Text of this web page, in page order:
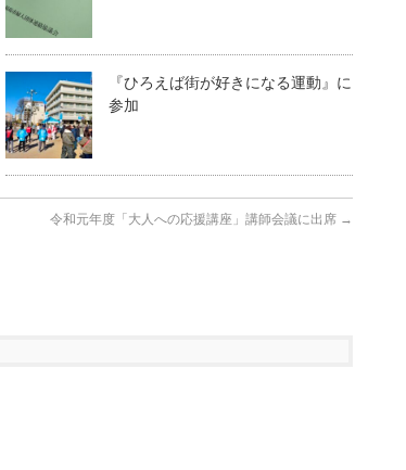
『ひろえば街が好きになる運動』に
参加
令和元年度「大人への応援講座」講師会議に出席 →